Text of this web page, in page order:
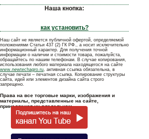
Наша кнопка:
как установить?
Наш сайт не является публичной офертой, определяемой
положениями Статьи 437 (2) ГК РФ., а носит исключительно
информационный характер. Для получения точной
информации о наличии и стоимости товара, пожалуйста,
обращайтесь по нашим телефонам. В случае копирования,
использования любого материала находящегося на сайте
www.newtechagro.ru, активная ссылка обязательна, в
случае печати – печатная ссылка. Копирование структуры
сайта, идей или элементов дизайна сайта строго
запрещено.
Права на все торговые марки, изображения и
материалы, представленные на сайте,
принадлежат их владельцам.